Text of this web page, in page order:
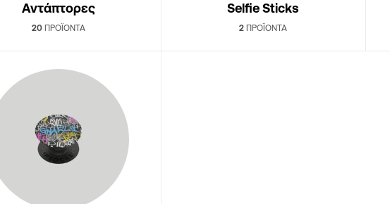
Αντάπτορες
20 ΠΡΟΪΌΝΤΑ
Selfie Sticks
2 ΠΡΟΪΌΝΤΑ